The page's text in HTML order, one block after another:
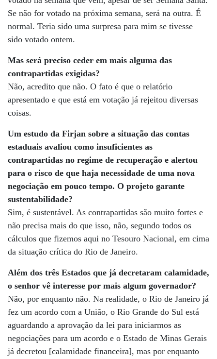
Se não for votado na próxima semana, será na outra. É
normal. Teria sido uma surpresa para mim se tivesse
sido votado ontem.
Mas será preciso ceder em mais alguma das
contrapartidas exigidas?
Não, acredito que não. O fato é que o relatório
apresentado e que está em votação já rejeitou diversas
coisas.
Um estudo da Firjan sobre a situação das contas
estaduais avaliou como insuficientes as
contrapartidas no regime de recuperação e alertou
para o risco de que haja necessidade de uma nova
negociação em pouco tempo. O projeto garante
sustentabilidade?
Sim, é sustentável. As contrapartidas são muito fortes e
não precisa mais do que isso, não, segundo todos os
cálculos que fizemos aqui no Tesouro Nacional, em cima
da situação crítica do Rio de Janeiro.
Além dos três Estados que já decretaram calamidade,
o senhor vê interesse por mais algum governador?
Não, por enquanto não. Na realidade, o Rio de Janeiro já
fez um acordo com a União, o Rio Grande do Sul está
aguardando a aprovação da lei para iniciarmos as
negociações para um acordo e o Estado de Minas Gerais
já decretou [calamidade financeira], mas por enquanto